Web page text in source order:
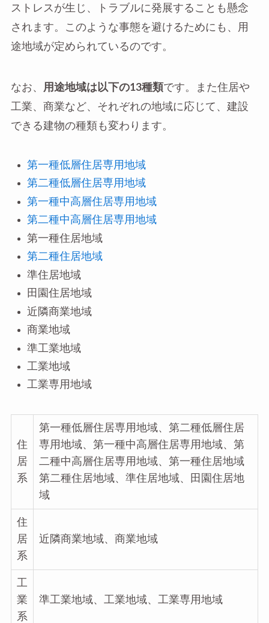
ストレスが生じ、トラブルに発展することも懸念
されます。このような事態を避けるためにも、用
途地域が定められているのです。
なお、 用途地域は以下の13種類です。また住居や
工業、商業など、それぞれの地域に応じて、建設
できる建物の種類も変わります。
第一種低層住居専用地域
第二種低層住居専用地域
第一種中高層住居専用地域
第二種中高層住居専用地域
第一種住居地域
第二種住居地域
準住居地域
田園住居地域
近隣商業地域
商業地域
準工業地域
工業地域
工業専用地域
住
居
系
第一種低層住居専用地域、第二種低層住居
専用地域、第一種中高層住居専用地域、第
二種中高層住居専用地域、第一種住居地域
第二種住居地域、準住居地域、田園住居地
域
住
居
系
近隣商業地域、商業地域
業
系
準工業地域、工業地域、工業専用地域